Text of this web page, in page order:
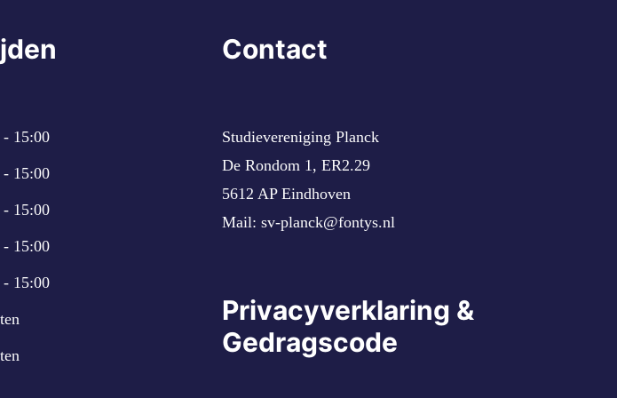
15:00
15:00
15:00
15:00
15:00
Contact
Studievereniging Planck
De Rondom 1, ER2.29
5612 AP Eindhoven
Mail: sv-planck@fontys.nl
Privacyverklaring &
Gedragscode